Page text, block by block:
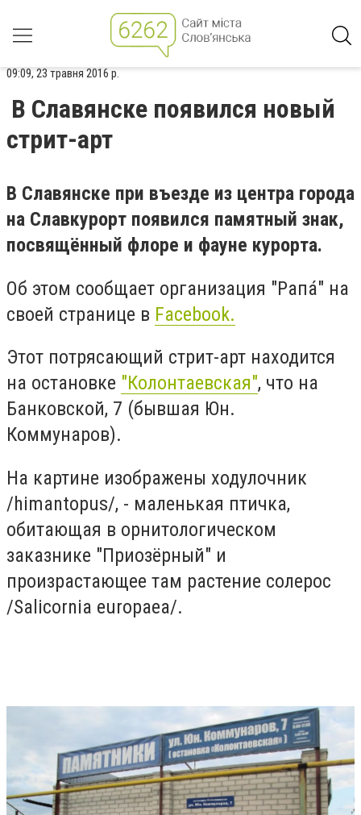
09:09, 23 травня 2016 р.
В Славянске появился новый
стрит-арт
В Славянске при въезде из центра города
на Славкурорт появился памятный знак,
посвящённый флоре и фауне курорта.
Об этом сообщает организация "Рапа́" на
своей странице в Facebook.
Этот потрясающий стрит-арт находится
на остановке "Колонтаевская", что на
Банковской, 7 (бывшая Юн.
Коммунаров).
На картине изображены ходулочник
/himantopus/, - маленькая птичка,
обитающая в орнитологическом
заказнике "Приозёрный" и
произрастающее там растение солерос
/Salicornia europaea/.